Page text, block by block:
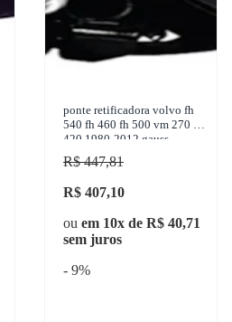
ponte retificadora volvo fh
540 fh 460 fh 500 vm 270 fh
420 1980-2012 gauss -
ga1989
R$ 447,81
R$ 407,10
ou em 10x de R$ 40,71
sem juros
- 9%